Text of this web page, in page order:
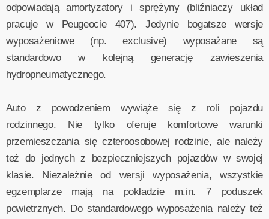
odpowiadają amortyzatory i sprężyny (bliźniaczy układ
pracuje w Peugeocie 407). Jedynie bogatsze wersje
wyposażeniowe (np. exclusive) wyposażane są
standardowo w kolejną generację zawieszenia
hydropneumatycznego.
Auto z powodzeniem wywiąże się z roli pojazdu
rodzinnego. Nie tylko oferuje komfortowe warunki
przemieszczania się czteroosobowej rodzinie, ale należy
też do jednych z bezpieczniejszych pojazdów w swojej
klasie. Niezależnie od wersji wyposażenia, wszystkie
egzemplarze mają na pokładzie m.in. 7 poduszek
powietrznych. Do standardowego wyposażenia należy też